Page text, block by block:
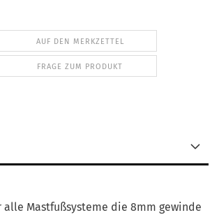
AUF DEN MERKZETTEL
FRAGE ZUM PRODUKT
alle Mastfußsysteme die 8mm gewinde